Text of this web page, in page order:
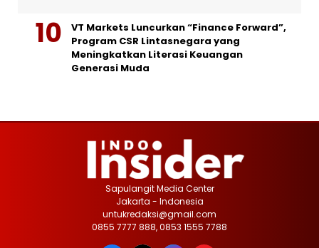
VT Markets Luncurkan “Finance Forward”,
Program CSR Lintasnegara yang
Meningkatkan Literasi Keuangan
Generasi Muda
Sapulangit Media Center
Jakarta - Indonesia
untukredaksi@gmail.com
0855 7777 888, 0853 1555 7788